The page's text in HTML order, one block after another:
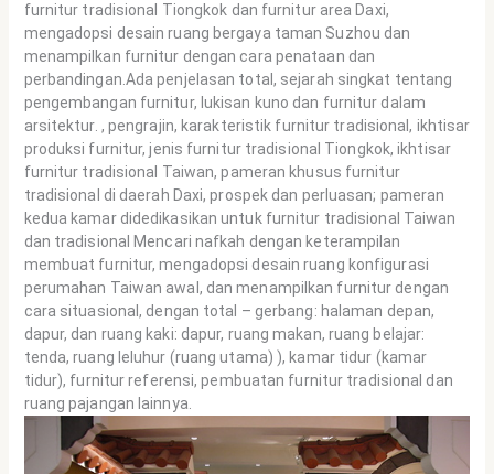
furnitur tradisional Tiongkok dan furnitur area Daxi,
mengadopsi desain ruang bergaya taman Suzhou dan
menampilkan furnitur dengan cara penataan dan
perbandingan.Ada penjelasan total, sejarah singkat tentang
pengembangan furnitur, lukisan kuno dan furnitur dalam
arsitektur. , pengrajin, karakteristik furnitur tradisional, ikhtisar
produksi furnitur, jenis furnitur tradisional Tiongkok, ikhtisar
furnitur tradisional Taiwan, pameran khusus furnitur
tradisional di daerah Daxi, prospek dan perluasan; pameran
kedua kamar didedikasikan untuk furnitur tradisional Taiwan
dan tradisional Mencari nafkah dengan keterampilan
membuat furnitur, mengadopsi desain ruang konfigurasi
perumahan Taiwan awal, dan menampilkan furnitur dengan
cara situasional, dengan total – gerbang: halaman depan,
dapur, dan ruang kaki: dapur, ruang makan, ruang belajar:
tenda, ruang leluhur (ruang utama) ), kamar tidur (kamar
tidur), furnitur referensi, pembuatan furnitur tradisional dan
ruang pajangan lainnya.